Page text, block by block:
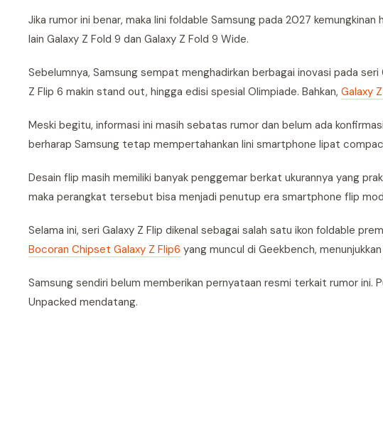
Jika rumor ini benar, maka lini foldable Samsung pada 2027
lain Galaxy Z Fold 9 dan Galaxy Z Fold 9 Wide.
Sebelumnya, Samsung sempat menghadirkan berbagai inovasi pada seri
Z Flip 6 makin stand out, hingga edisi spesial Olimpiade. Bahkan, Galaxy
Meski begitu, informasi ini masih sebatas rumor dan belum ada
berharap Samsung tetap mempertahankan lini smartphone lipat
Desain flip masih memiliki banyak penggemar berkat ukurannya yang
maka perangkat tersebut bisa menjadi penutup era smartphone flip
Selama ini, seri Galaxy Z Flip dikenal sebagai salah satu ikon foldable
Bocoran Chipset Galaxy Z Flip6 yang muncul di Geekbench,
Samsung sendiri belum memberikan pernyataan resmi terkait rumor ini.
Unpacked mendatang.